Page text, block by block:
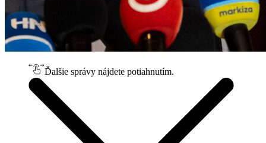
Ďalšie správy nájdete potiahnutím.